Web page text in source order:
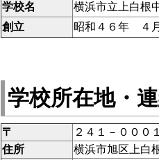
学校名 横浜市立上白根
創立
昭和４６年
学校所在地・
〒
２４１－０００
住所
横浜市旭区上白